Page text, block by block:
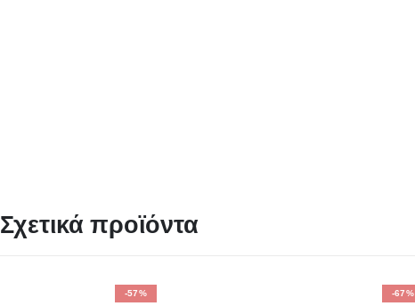
Σχετικά προϊόντα
-57% -67%